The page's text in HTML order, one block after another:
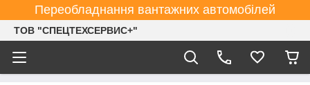
Переобладнання вантажних автомобілей
ТОВ "СПЕЦТЕХСЕРВИС+"